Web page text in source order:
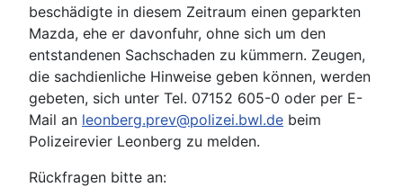
beschädigte in diesem Zeitraum einen geparkten
Mazda, ehe er davonfuhr, ohne sich um den
entstandenen Sachschaden zu kümmern. Zeugen,
die sachdienliche Hinweise geben können, werden
gebeten, sich unter Tel. 07152 605-0 oder per E-
Mail an leonberg.prev@polizei.bwl.de beim
Polizeirevier Leonberg zu melden.
Rückfragen bitte an: